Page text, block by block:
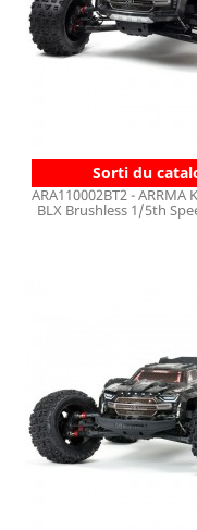
Sorti du
ARA110002BT2 - ARRMA
BLX Brushless 1/5th